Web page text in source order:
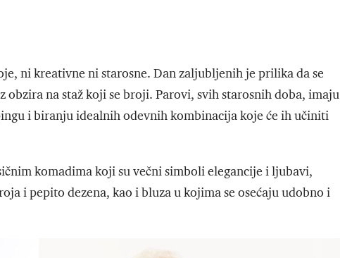
ni kreativne ni starosne. Dan zaljubljenih je prilika da se
obzira na staž koji se broji. Parovi, svih starosnih doba, imaju
i biranju idealnih odevnih kombinacija koje će ih učiniti
komadima koji su večni simboli elegancije i ljubavi,
i pepito dezena, kao i bluza u kojima se osećaju udobno i